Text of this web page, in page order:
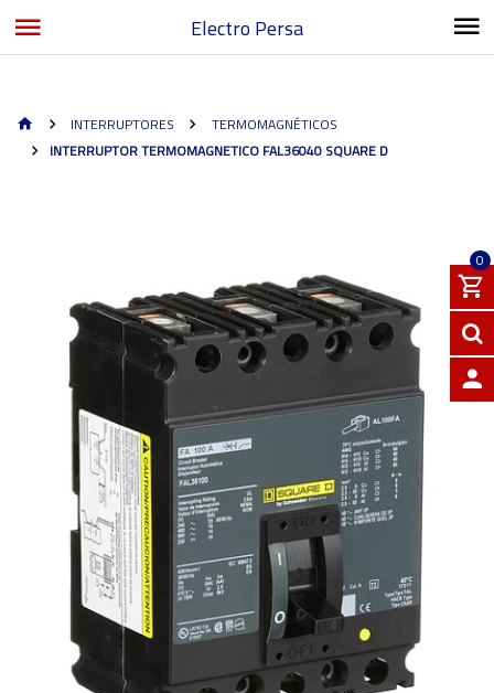
Electro Persa
0
INTERRUPTORES
TERMOMAGNÉTICOS
INTERRUPTOR TERMOMAGNETICO FAL36040 SQUARE D